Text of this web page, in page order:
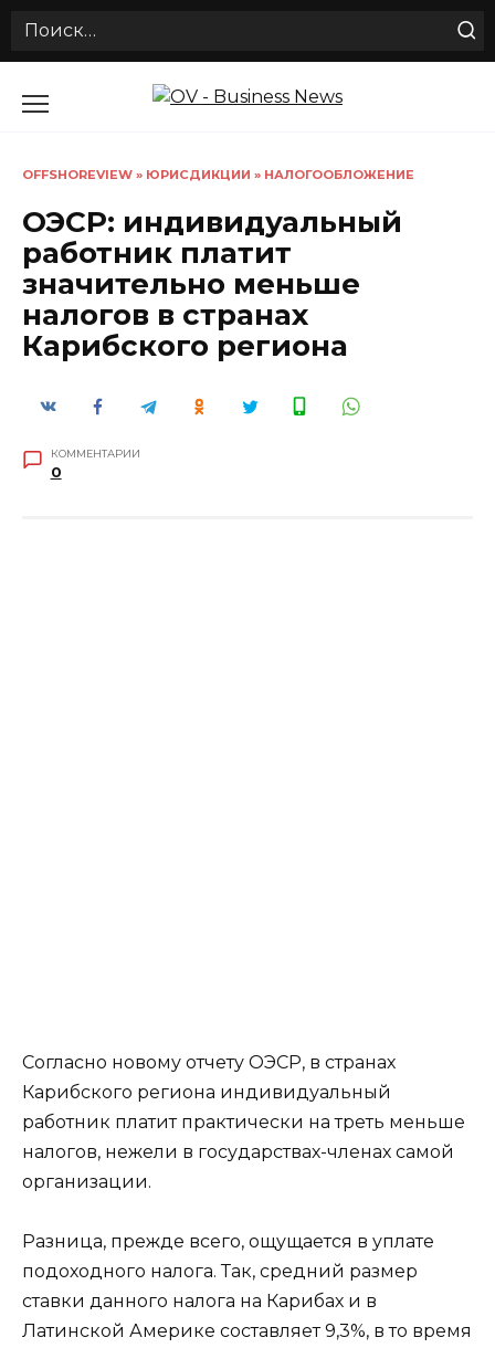
Search
OFFSHOREVIEW » ЮРИСДИКЦИИ » НАЛОГООБЛОЖЕНИЕ
ОЭСР: индивидуальный
работник платит
значительно меньше
налогов в странах
Карибского региона
КОММЕНТАРИИ
0
Согласно новому отчету ОЭСР, в странах
Карибского региона индивидуальный
работник платит практически на треть меньше
налогов, нежели в государствах-членах самой
организации.
Разница, прежде всего, ощущается в уплате
подоходного налога. Так, средний размер
ставки данного налога на Карибах и в
Латинской Америке составляет 9,3%, в то время